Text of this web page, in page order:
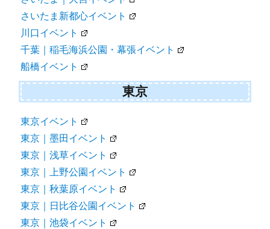
さいたま新都心イベント
川口イベント
千葉｜稲毛海浜公園・幕張イベント
船橋イベント
東京
東京イベント
東京｜墨田イベント
東京｜浅草イベント
東京｜上野公園イベント
東京｜秋葉原イベント
東京｜日比谷公園イベント
東京｜池袋イベント